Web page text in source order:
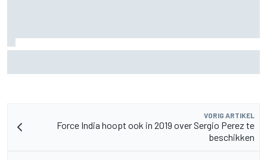
VORIG ARTIKEL
Force India hoopt ook in 2019 over Sergio Perez te
beschikken